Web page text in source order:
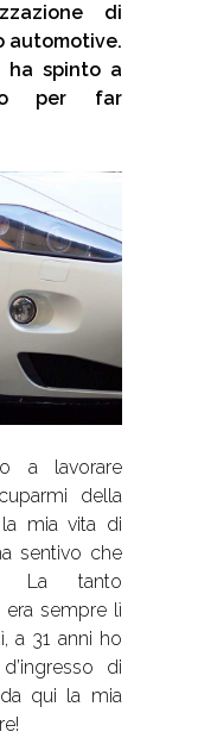
di
automotive.
ha spinto a
per far
a lavorare
della
mia vita di
sentivo che
La tanto
era sempre lì
a 31 anni ho
di
da qui la mia